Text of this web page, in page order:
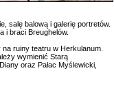
salę balową i galerię portretów.
i braci Breughelów.
ruiny teatru w Herkulanum.
wymienić Starą
oraz Pałac Myślewicki,